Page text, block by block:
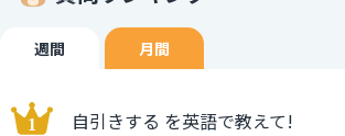
週間 月間
自引きする を英語で教えて!